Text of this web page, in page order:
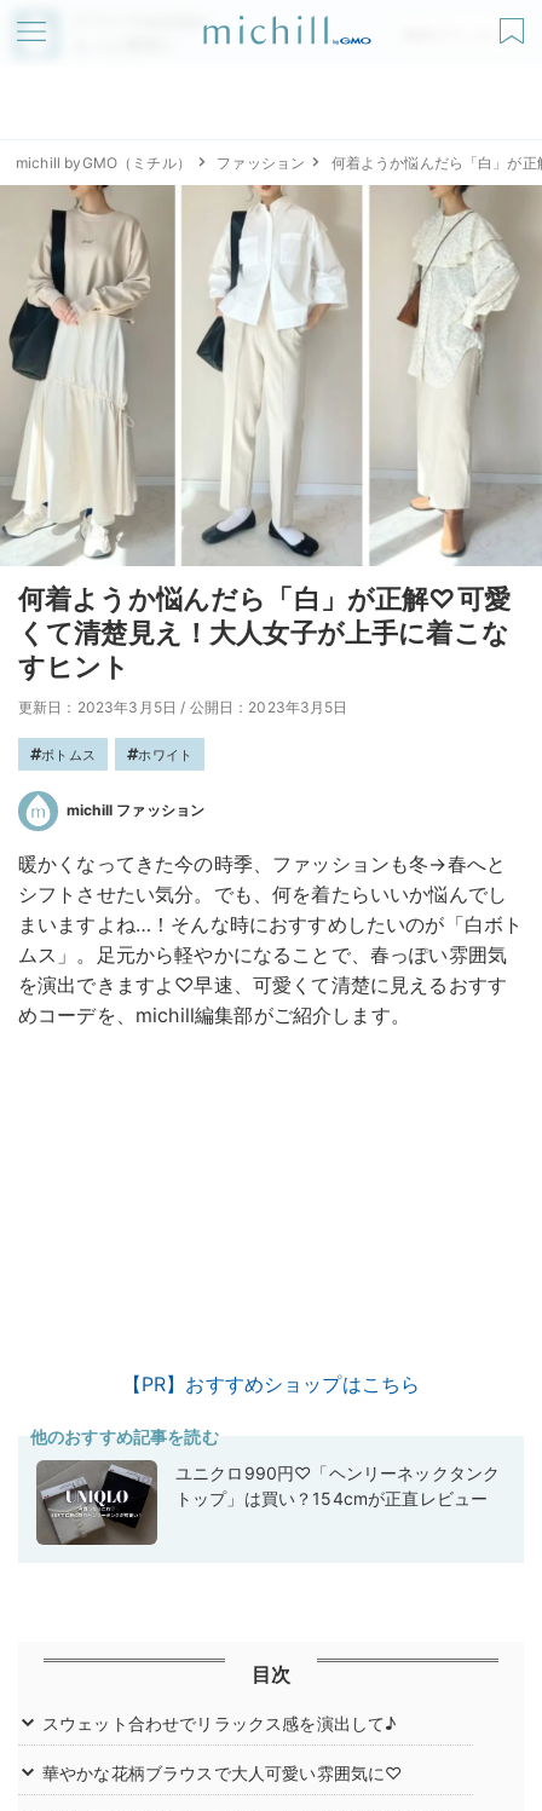
アプリでmichillが
無料ダウンロード
michill byGMO（ミチル） ファッション 何着ようか悩んだら「白」が
何着ようか悩んだら「白」が正解♡可愛
くて清楚見え！大人女子が上手に着こな
すヒント
更新日：2023年3月5日 / 公開日：2023年3月5日
ボトムス ホワイト
michill ファッション
暖かくなってきた今の時季、ファッションも冬→春へと
シフトさせたい気分。でも、何を着たらいいか悩んでし
まいますよね…！そんな時におすすめしたいのが「白ボト
ムス」。足元から軽やかになることで、春っぽい雰囲気
を演出できますよ♡早速、可愛くて清楚に見えるおすす
めコーデを、michill編集部がご紹介します。
【PR】おすすめショップはこちら
他のおすすめ記事を読む
ユニクロ990円♡「ヘンリーネックタンク
トップ」は買い？154cmが正直レビュー
目次
スウェット合わせでリラックス感を演出して♪
華やかな花柄ブラウスで大人可愛い雰囲気に♡